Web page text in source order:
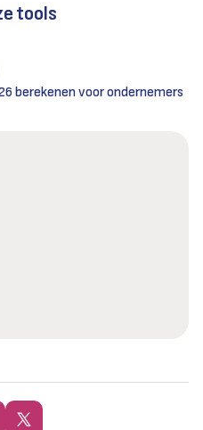
tools
berekenen voor ondernemers